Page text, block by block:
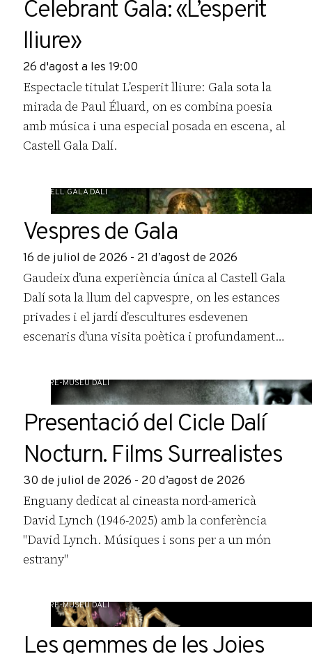
Celebrant Gala: «L’esperit
lliure»
26 d'agost a les 19:00
Espectacle titulat L’esperit lliure: Gala sota la
mirada de Paul Éluard, on es combina poesia
amb música i una especial posada en escena, al
Castell Gala Dalí.
CASTELL GALA DALÍ
Vespres de Gala
16 de juliol de 2026 - 21 d’agost de 2026
Gaudeix d’una experiència única al Castell Gala
Dalí sota la llum del capvespre, on les estances
privades i el jardí d’escultures esdevenen
escenaris d’una visita poètica i profundament
TEATRE-MUSEU DALÍ
Presentació del Cicle Dalí
Nocturn. Films Surrealistes
30 de juliol de 2026 - 20 d’agost de 2026
Enguany dedicat al cineasta nord-americà
David Lynch (1946-2025) amb la conferència
"David Lynch. Músiques i sons per a un món
estrany"
TEATRE-MUSEU DALÍ
Les gemmes de les Joies